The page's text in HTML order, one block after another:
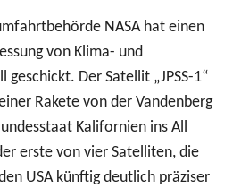
NASA hat einen
von Klima- und
Der Satellit „JPSS-1“
Rakete von der Vandenberg
Kalifornien ins All
erste von vier Satelliten, die
USA künftig deutlich präziser